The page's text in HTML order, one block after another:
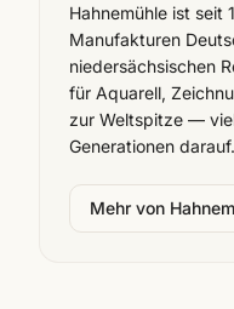
Hahnemühle ist seit
Manufakturen
niedersächsischen
für Aquarell,
zur Weltspitze —
Generationen darauf.
Mehr von